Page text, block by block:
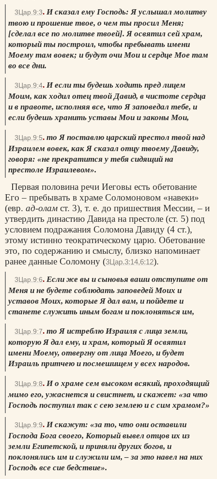
3Цар.9:3. И сказал ему Господь: Я услышал молитву
твою и прошение твое, о чем ты просил Меня;
[сделал все по молитве твоей]. Я освятил сей храм,
который ты построил, чтобы пребывать имени
Моему там вовек; и будут очи Мои и сердце Мое там
во все дни.
3Цар.9:4. И если ты будешь ходить пред лицем
Моим, как ходил отец твой Давид, в чистоте сердца
и в правоте, исполняя все, что Я заповедал тебе, и
если будешь хранить уставы Мои и законы Мои,
3Цар.9:5. то Я поставлю царский престол твой над
Израилем вовек, как Я сказал отцу твоему Давиду,
говоря: «не прекратится у тебя сидящий на
престоле Израилевом».
Первая половина речи Иеговы есть обетование
Его – пребывать в храме Соломоновом «навеки»
(евр. ад-олам ст. 3), т. е. до пришествия Мессии, – и
утвердить династию Давида на престоле (ст. 5) под
условием подражания Соломона Давиду (4 ст.),
этому истинно теократическому царю. Обетование
это, по содержанию и смыслу, близко напоминает
ранее данные Соломону (3Цар.3:14,6:12).
3Цар.9:6. Если же вы и сыновья ваши отступите от
Меня и не будете соблюдать заповедей Моих и
уставов Моих, которые Я дал вам, и пойдете и
станете служить иным богам и поклоняться им,
3Цар.9:7. то Я истреблю Израиля с лица земли,
которую Я дал ему, и храм, который Я освятил
имени Моему, отвергну от лица Моего, и будет
Израиль притчею и посмешищем у всех народов.
3Цар.9:8. И о храме сем высоком всякий, проходящий
мимо его, ужаснется и свистнет, и скажет: «за что
Господь поступил так с сею землею и с сим храмом?»
3Цар.9:9. И скажут: «за то, что они оставили
Господа Бога своего, Который вывел отцов их из
земли Египетской, и приняли других богов, и
поклонялись им и служили им, – за это навел на них
Господь все сие бедствие».